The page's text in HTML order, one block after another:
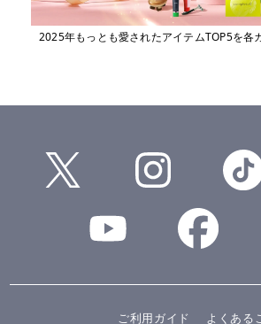
2025年もっとも愛されたアイテムTOP5を各
ご利用ガイド よくある